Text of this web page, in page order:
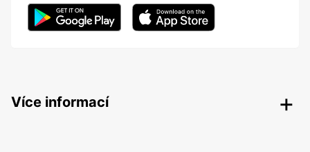
Více informací